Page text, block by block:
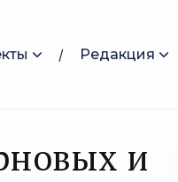
Редакция
и